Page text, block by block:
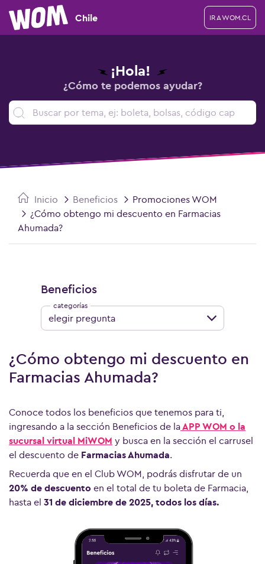
Chile IR A WOM.CL
¡Hola!
¿Cómo te podemos ayudar?
Inicio Beneficios
Promociones WOM
¿Cómo obtengo mi descuento en Farmacias
Ahumada?
¿Cómo obtengo mi descuento en
Farmacias Ahumada?
Conoce todos los beneficios que tenemos para ti,
ingresando a la sección Beneficios de laAPP WOM o la
sucursal virtual MiWOM y busca en la sección el carrusel
el descuento de Farmacias Ahumada.
Recuerda que en el Club WOM, podrás disfrutar de un
20% de descuento en el total de tu boleta de Farmacia,
hasta el 31 de diciembre de 2025, todos los días.
Beneficios
elegir pregunta